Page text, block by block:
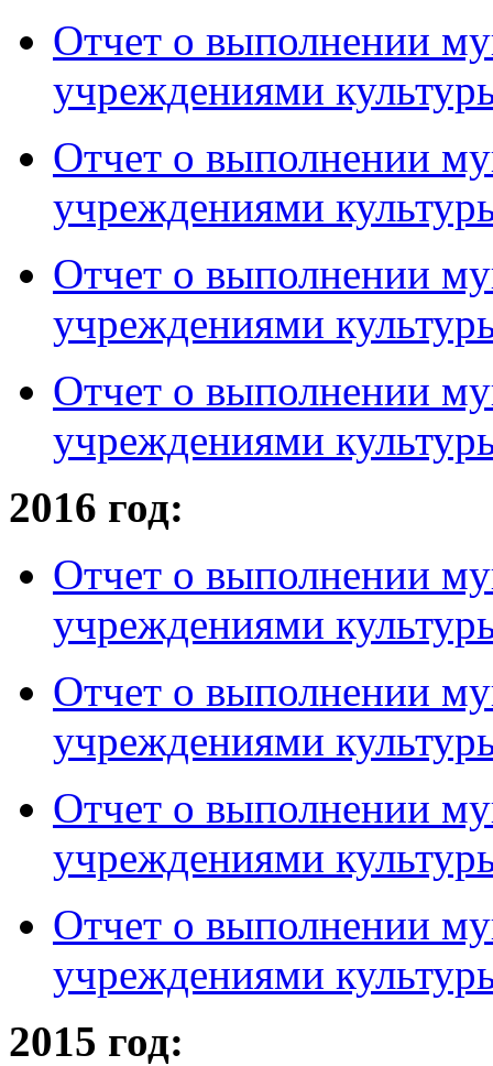
Отчет о выполнении
учреждениями
Отчет о выполнении
учреждениями
Отчет о выполнении
учреждениями
Отчет о выполнении
учреждениями
2016 год:
Отчет о выполнении
учреждениями
Отчет о выполнении
учреждениями
Отчет о выполнении
учреждениями
Отчет о выполнении
учреждениями
2015 год: